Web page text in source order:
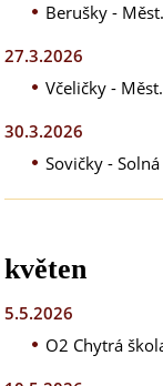
Berušky -
27.3.2026
Včeličky -
30.3.2026
Sovičky -
květen
5.5.2026
O2 Chytrá